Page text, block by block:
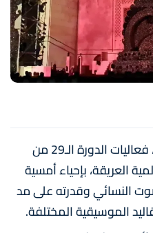
تواصلت، مساء أمس الجمعة، فعاليات الدورة الـ29 من
العريقة، بإحياء أمسية
النسائي وقدرته على مد
الموسيقية المختلفة.